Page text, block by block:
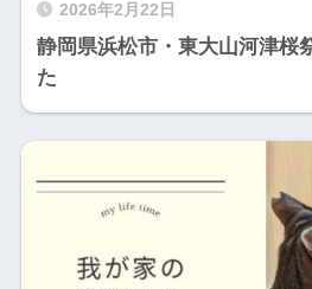
2026年2月22日
静岡県浜松市・東大山河津桜
た